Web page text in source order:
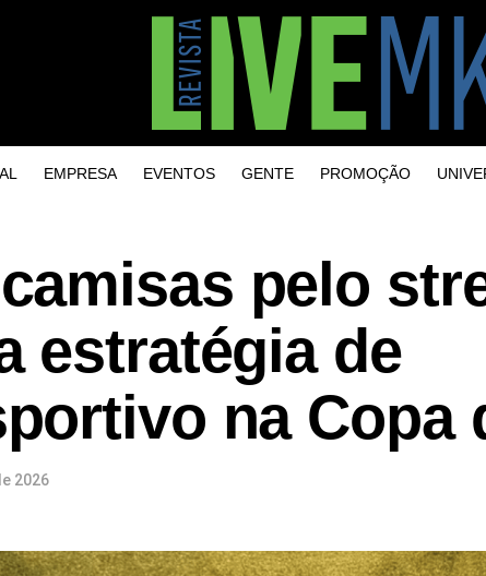
EMPRESA EVENTOS GENTE PROMOÇÃO
pelo
estratégia de
na Copa
2026